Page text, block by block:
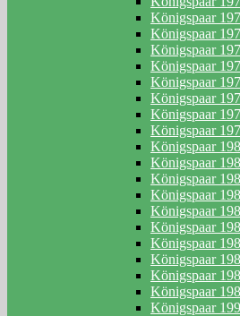
Königspaar
Königspaar
Königspaar
Königspaar
Königspaar
Königspaar
Königspaar
Königspaar
Königspaar
Königspaar
Königspaar
Königspaar
Königspaar
Königspaar
Königspaar
Königspaar
Königspaar
Königspaar
Königspaar